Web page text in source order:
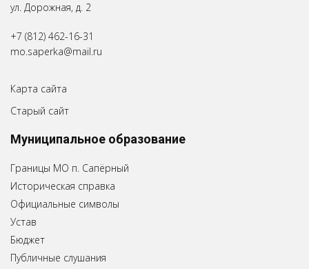
ул. Дорожная, д. 2
+7 (812) 462-16-31
mo.saperka@mail.ru
Карта сайта
Старый сайт
Муниципальное образование
Границы МО п. Сапёрный
Историческая справка
Официальные символы
Устав
Бюджет
Публичные слушания